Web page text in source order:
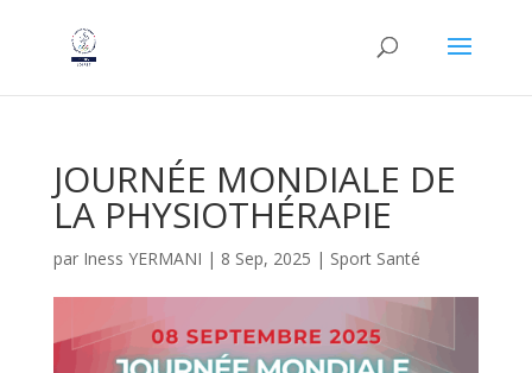
JOURNÉE MONDIALE DE
LA PHYSIOTHÉRAPIE
par Iness YERMANI | 8 Sep, 2025 | Sport Santé